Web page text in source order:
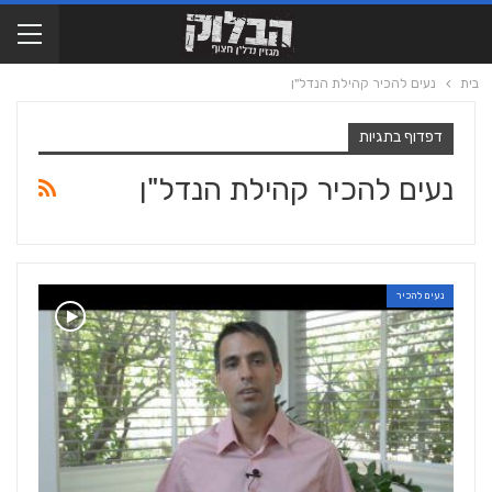
בית נעים להכיר קהילת הנדל"ן
דפדוף בתגיות
נעים להכיר קהילת הנדל"ן
נעים להכיר